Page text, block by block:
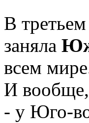
В
заняла
всем
И вообще,
- у Юго-